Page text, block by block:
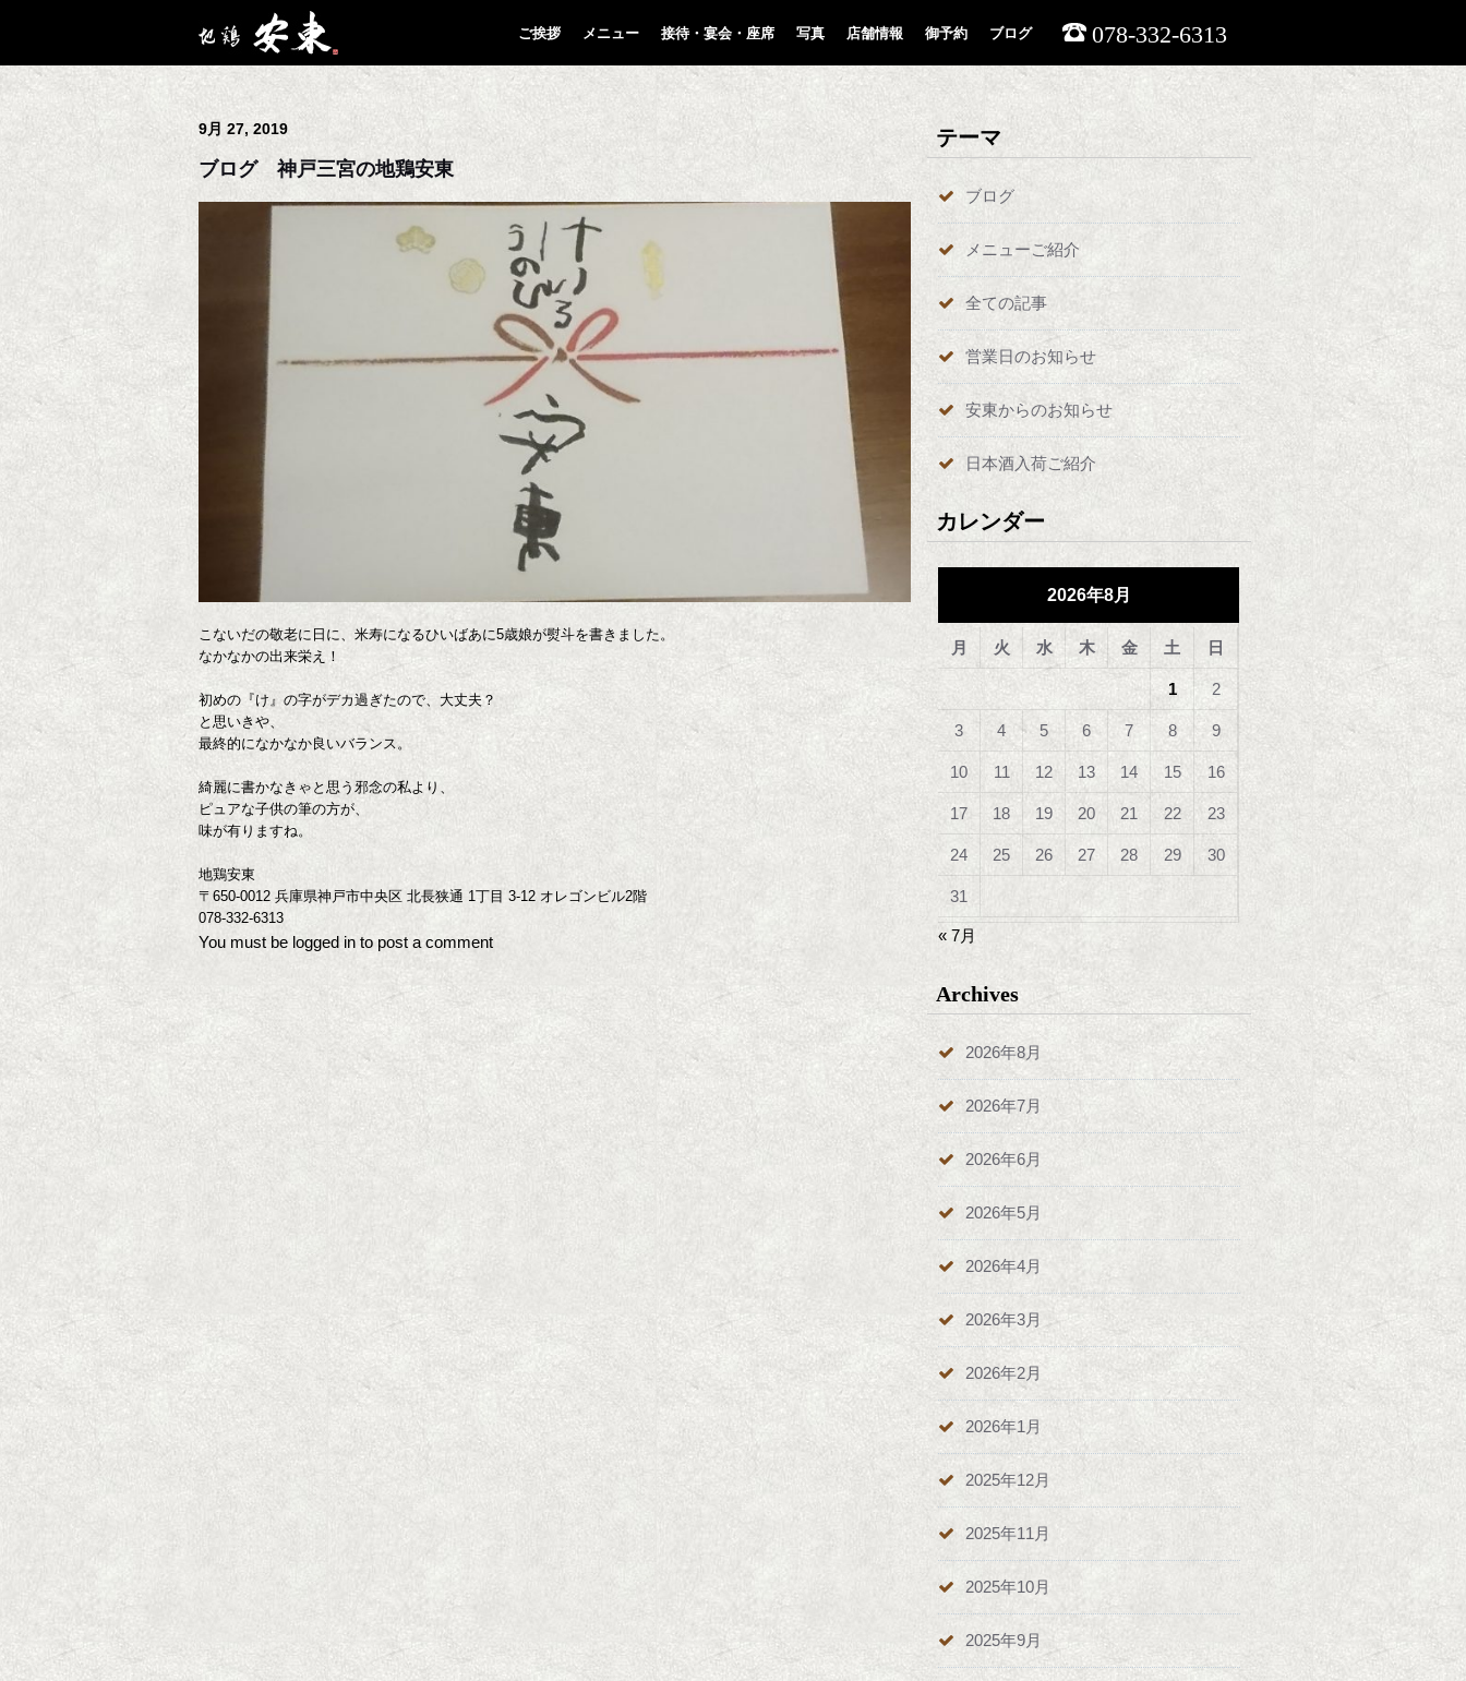
ご挨拶 メニュー 接待・宴会・座席 写真 店舗情報 御予約 ブログ 078-332-6313
9月 27, 2019
ブログ 神戸三宮の地鶏安東
こないだの敬老に日に、米寿になるひいばあに5歳娘が熨斗を書きました。
なかなかの出来栄え！
初めの『け』の字がデカ過ぎたので、大丈夫？
と思いきや、
最終的になかなか良いバランス。
綺麗に書かなきゃと思う邪念の私より、
ピュアな子供の筆の方が、
味が有りますね。
地鶏安東
〒650-0012 兵庫県神戸市中央区 北長狭通 1丁目 3-12 オレゴンビル2階
078-332-6313
You must be logged in to post a comment
テーマ
ブログ
メニューご紹介
全ての記事
営業日のお知らせ
安東からのお知らせ
日本酒入荷ご紹介
カレンダー
2026年8月
月 火 水 木 金 土 日
1 2
3 4 5 6 7 8 9
10 11 12 13 14 15 16
17 18 19 20 21 22 23
24 25 26 27 28 29 30
31
« 7月
Archives
2026年8月
2026年7月
2026年6月
2026年5月
2026年4月
2026年3月
2026年2月
2026年1月
2025年12月
2025年11月
2025年10月
2025年9月